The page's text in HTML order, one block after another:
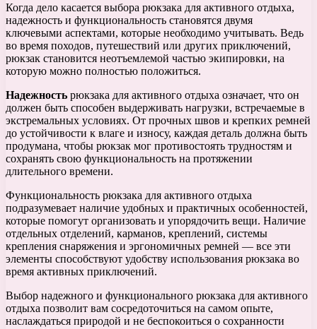
Когда дело касается выбора рюкзака для активного отдыха,
надежность и функциональность становятся двумя
ключевыми аспектами, которые необходимо учитывать. Ведь
во время походов, путешествий или других приключений,
рюкзак становится неотъемлемой частью экипировки, на
которую можно полностью положиться.
Надежность рюкзака для активного отдыха означает, что он
должен быть способен выдерживать нагрузки, встречаемые в
экстремальных условиях. От прочных швов и крепких ремней
до устойчивости к влаге и износу, каждая деталь должна быть
продумана, чтобы рюкзак мог противостоять трудностям и
сохранять свою функциональность на протяжении
длительного времени.
Функциональность рюкзака для активного отдыха
подразумевает наличие удобных и практичных особенностей,
которые помогут организовать и упорядочить вещи. Наличие
отдельных отделений, карманов, креплений, системы
крепления снаряжения и эргономичных ремней — все эти
элементы способствуют удобству использования рюкзака во
время активных приключений.
Выбор надежного и функционального рюкзака для активного
отдыха позволит вам сосредоточиться на самом опыте,
наслаждаться природой и не беспокоиться о сохранности